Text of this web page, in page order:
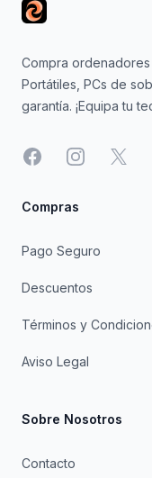
Compra
Portátiles, PCs de
garantía. ¡Equipa tu
FacebookInstagram
X
Compras
Pago Seguro
Descuentos
Términos y
Aviso Legal
Sobre Nosotros
Contacto